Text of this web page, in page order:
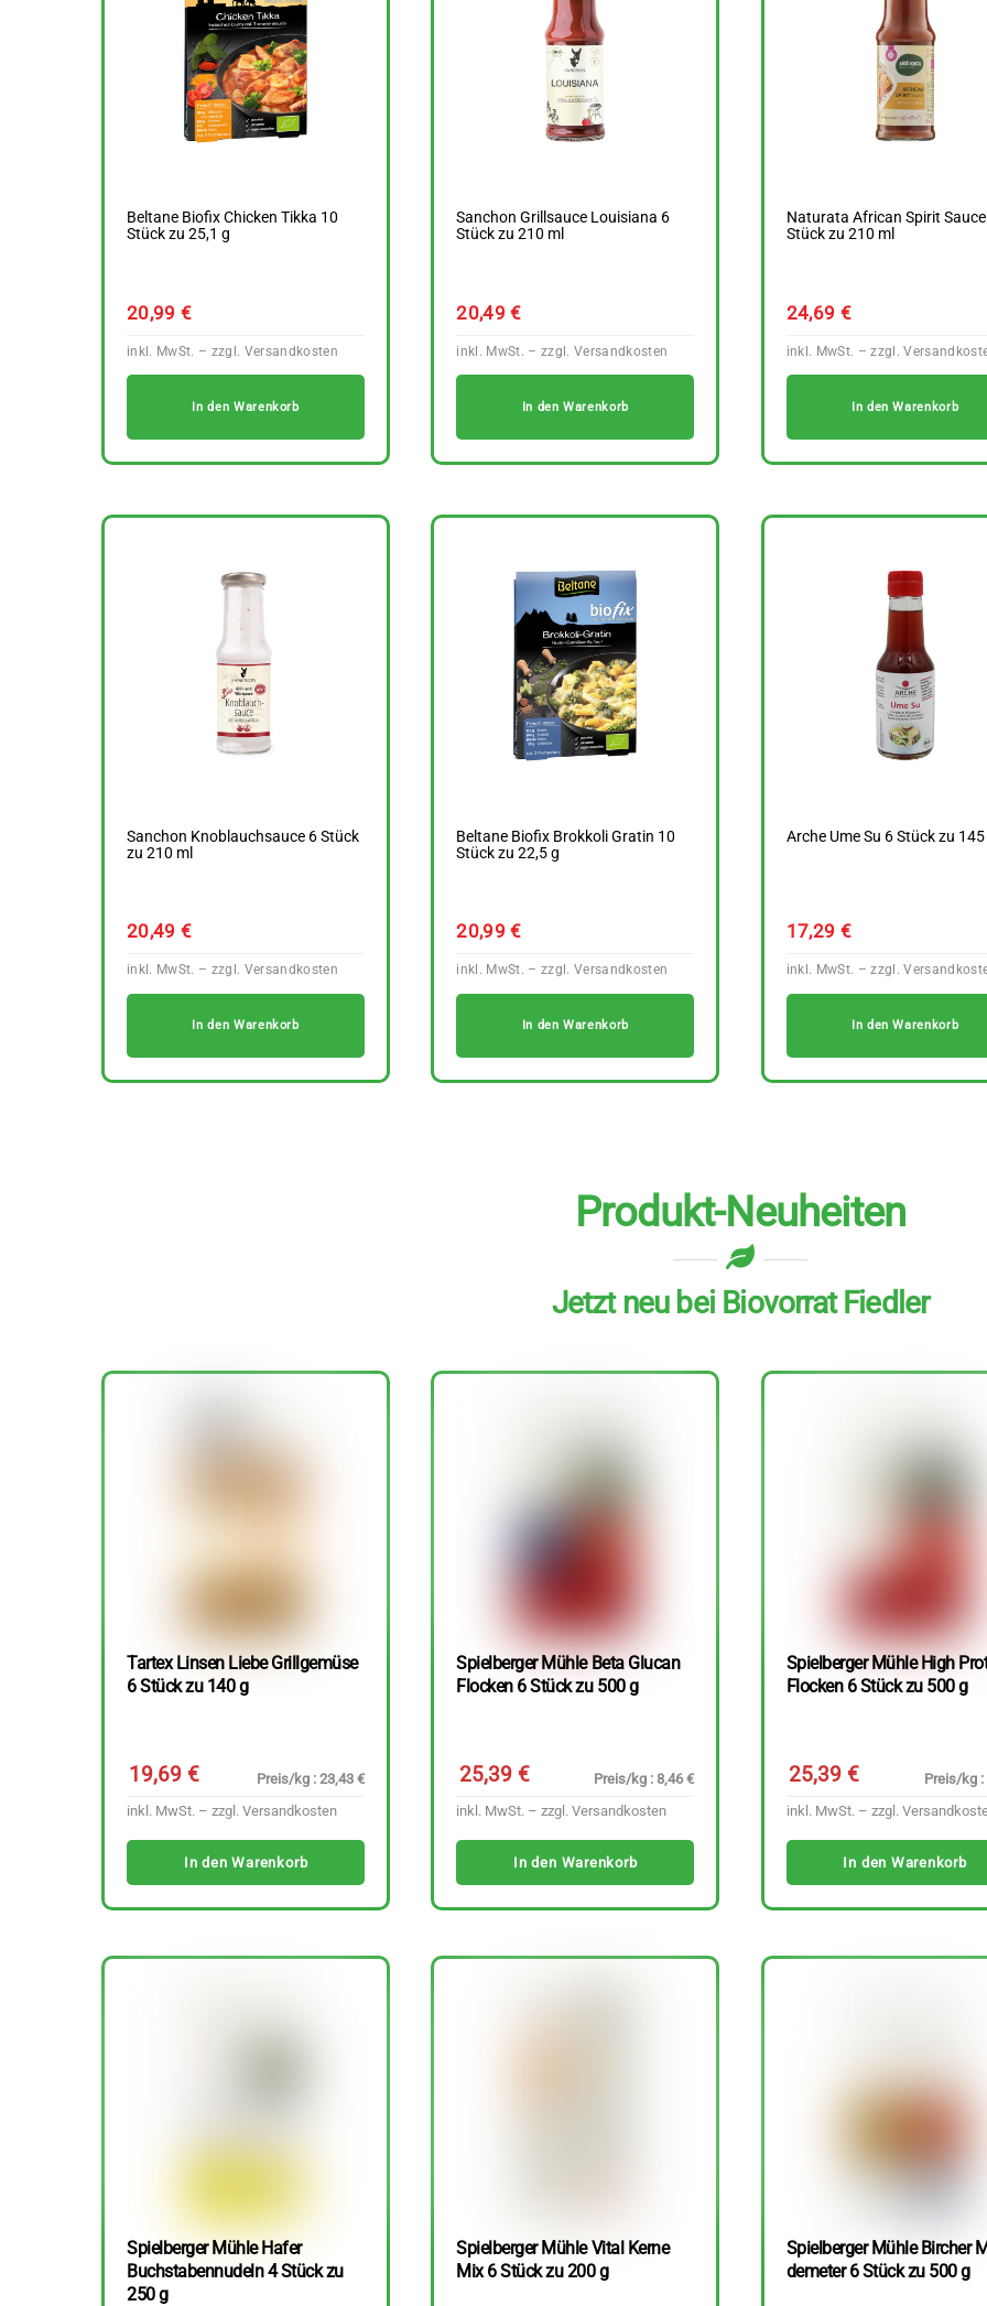
Beltane Biofix Chicken Tikka 10
Stück zu 25,1 g
20,99€
In den Warenkorb
Sanchon Grillsauce Louisiana 6
Stück zu 210 ml
20,49€
In den Warenkorb
Naturata African Spirit
Stück zu 210 ml
24,69 €
In den Warenkorb
Sanchon Knoblauchsauce 6 Stück
zu 210 ml
20,49€
In den Warenkorb
Beltane Biofix Brokkoli Gratin 10
Stück zu 22,5 g
20,99€
In den Warenkorb
Arche Ume Su 6 Stück zu 145
17,29 €
In den Warenkorb
Produkt-Neuheiten
Jetzt neu bei Biovorrat Fiedler
Tartex Linsen Liebe Grillgemüse
6 Stück zu 140 g
19,69€
Preis/kg : 23,43 €
inkl. MwSt. – zzgl. Versandkosten
In den Warenkorb
Spielberger Mühle Beta Glucan
Flocken 6 Stück zu 500 g
25,39 €
Preis/kg : 8,46 €
inkl. MwSt. – zzgl.Versandkosten
In den Warenkorb
Spielberger Mühle High
Flocken 6 Stück zu 500 g
25,39 €
Preis/kg :
inkl. MwSt. – zzgl.
In den Warenkorb
Spielberger Mühle Hafer
Buchstabennudeln 4 Stück zu
250 g
Spielberger Mühle Vital Kerne
Mix 6 Stück zu 200 g
Spielberger Mühle Bircher
demeter 6 Stück zu 500 g